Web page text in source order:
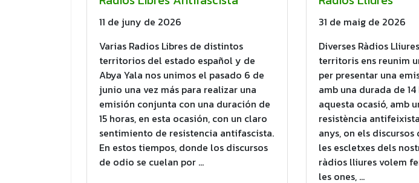
11 de juny de 2026
Varias Radios Libres de distintos
territorios del estado español y de
Abya Yala nos unimos el pasado 6 de
junio una vez más para realizar una
emisión conjunta con una duración de
15 horas, en esta ocasión, con un claro
sentimiento de resistencia antifascista.
En estos tiempos, donde los discursos
de odio se cuelan por …
31 de maig de 2026
Diverses Ràdios
territoris ens reunim
per presentar una
amb una durada de 14
aquesta ocasió, amb
resistència
anys, on els discursos
les escletxes dels
ràdios lliures volem
les ones, …